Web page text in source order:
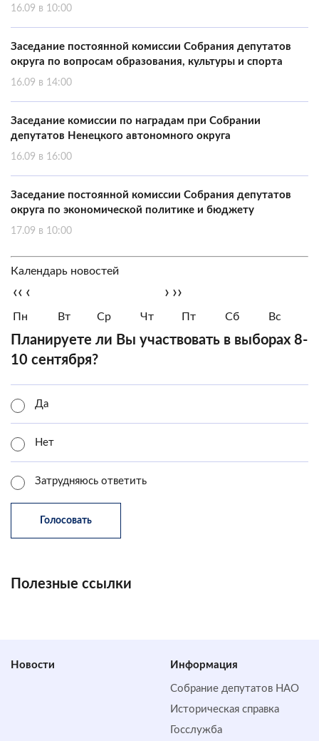
16.09 в 10:00
Заседание постоянной комиссии Собрания депутатов
округа по вопросам образования, культуры и спорта
16.09 в 14:00
Заседание комиссии по наградам при Собрании
депутатов Ненецкого автономного округа
16.09 в 16:00
Заседание постоянной комиссии Собрания депутатов
округа по экономической политике и бюджету
17.09 в 10:00
Календарь новостей
‹‹ ‹ › ››
Пн Вт Ср Чт Пт Сб Вс
Планируете ли Вы участвовать в выборах 8-
10 сентября?
Да
Нет
Затрудняюсь ответить
Полезные ссылки
Новости Информация
Собрание депутатов НАО
Историческая справка
Госслужба